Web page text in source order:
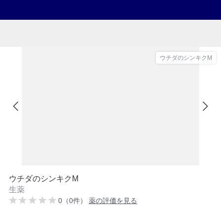
ウチダのシンキクM
ウチダのシンキクM
生薬
0（0件） 薬の評価を見る